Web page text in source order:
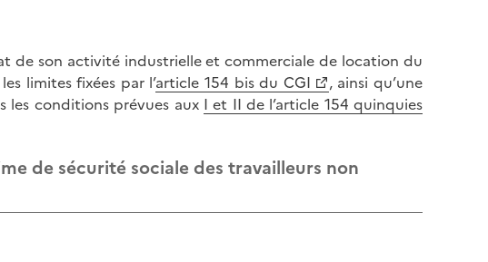
de son activité industrielle et commerciale de location du
limites fixées par l’article 154 bis du CGI
, ainsi qu’une
les conditions prévues aux I et II de l’article 154 quinquies
de sécurité sociale des travailleurs non